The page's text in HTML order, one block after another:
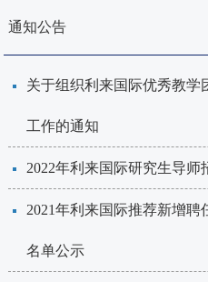
通知公告
关于组织利来国际优秀教学
工作的通知
2022年利来国际研究生导师
2021年利来国际推荐新增聘
名单公示